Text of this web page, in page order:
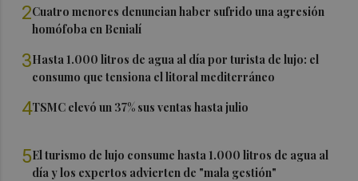
2Cuatro menores denuncian haber sufrido una agresión
homófoba en Benialí
3Hasta 1.000 litros de agua al día por turista de lujo: el
consumo que tensiona el litoral mediterráneo
4TSMC elevó un 37% sus ventas hasta julio
5El turismo de lujo consume hasta 1.000 litros de agua al
día y los expertos advierten de "mala gestión"